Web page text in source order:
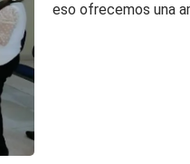
eso ofrecemos una